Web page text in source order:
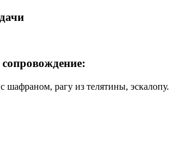
сопровождение:
шафраном, рагу из телятины, эскалопу.